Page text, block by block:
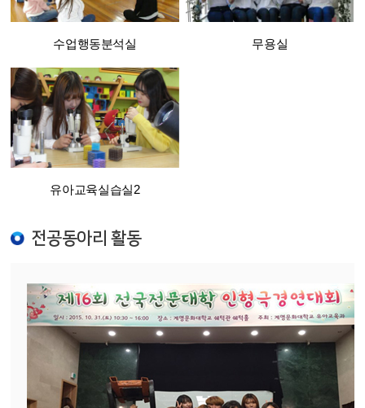
수업행동분석실 무용실
유아교육실습실2
전공동아리 활동